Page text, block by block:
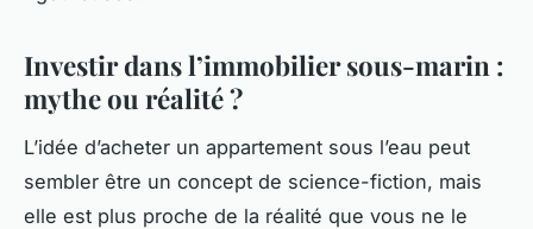
Investir dans l’immobilier sous-marin :
mythe ou réalité ?
L’idée d’acheter un appartement sous l’eau peut
sembler être un concept de science-fiction, mais
elle est plus proche de la réalité que vous ne le